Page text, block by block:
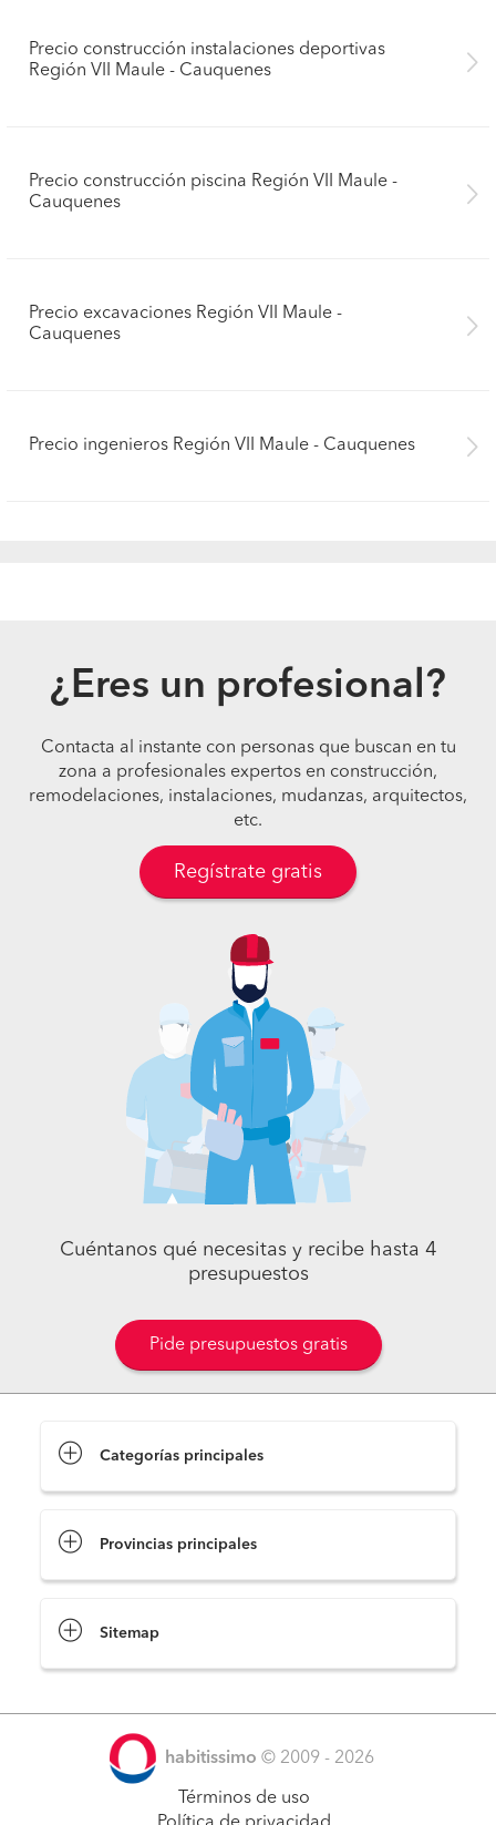
Precio construcción instalaciones deportivas
Región VII Maule - Cauquenes
Precio construcción piscina Región VII Maule -
Cauquenes
Precio excavaciones Región VII Maule -
Cauquenes
Precio ingenieros Región VII Maule - Cauquenes
¿Eres un profesional?
Contacta al instante con personas que buscan en tu
zona a profesionales expertos en construcción,
remodelaciones, instalaciones, mudanzas, arquitectos,
etc.
Regístrate gratis
Cuéntanos qué necesitas y recibe hasta 4
presupuestos
Pide presupuestos gratis
Categorías principales
Provincias principales
Sitemap
habitissimo © 2009 - 2026
Términos de uso